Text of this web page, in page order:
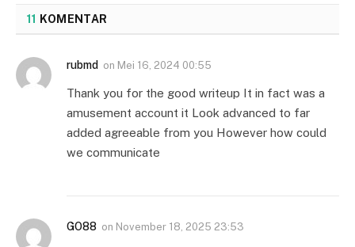
11 KOMENTAR
rubmd on Mei 16, 2024 00:55
Thank you for the good writeup It in fact was a
amusement account it Look advanced to far
added agreeable from you However how could
we communicate
GO88 on November 18, 2025 23:53